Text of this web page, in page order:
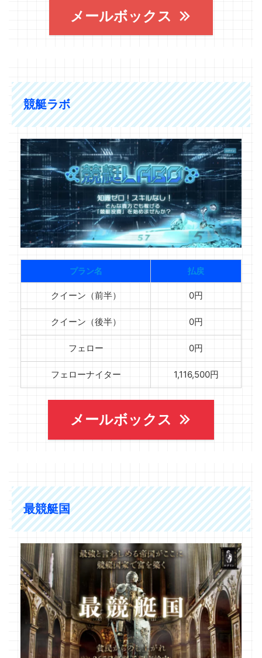
メールボックス
競艇ラボ
プラン名 払戻
クイーン（前半） 0円
クイーン（後半） 0円
フェロー 0円
フェローナイター 1,116,500円
メールボックス
最競艇国